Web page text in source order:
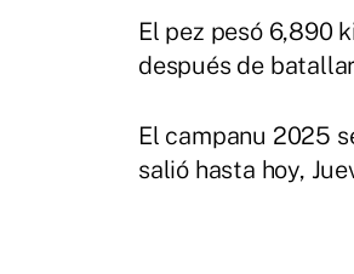
El pez pesó 6,890
después de
El campanu 2025
salió hasta hoy,